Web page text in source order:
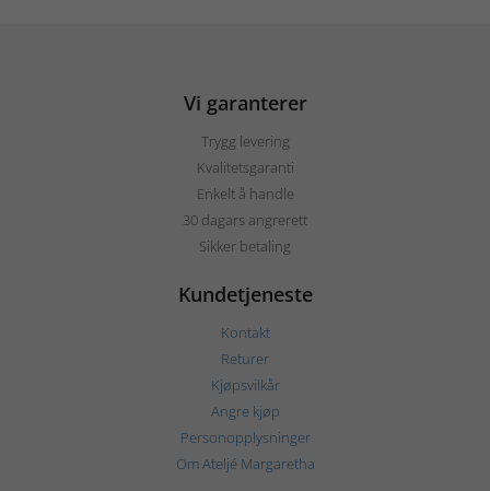
Vi garanterer
Trygg levering
Kvalitetsgaranti
Enkelt å handle
30 dagars angrerett
Sikker betaling
Kundetjeneste
Kontakt
Returer
Kjøpsvilkår
Angre kjøp
Personopplysninger
Om Ateljé Margaretha